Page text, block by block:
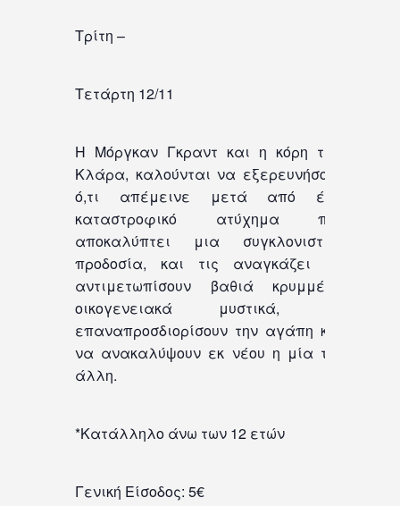
Τρίτη –
Τετάρτη 12/11
Η Μόργκαν Γκραντ και η κόρη της,
Κλάρα, καλούνται να εξερευνήσουν
ό,τι απέμεινε μετά από ένα
καταστροφικό ατύχημα που
αποκαλύπτει μια συγκλονιστική
προδοσία, και τις αναγκάζει να
αντιμετωπίσουν βαθιά κρυμμένα
οικογενειακά μυστικά, να
επαναπροσδιορίσουν την αγάπη και
να ανακαλύψουν εκ νέου η μία την
άλλη.
*Κατάλληλο άνω των 12 ετών
Γενική Είσοδος: 5€